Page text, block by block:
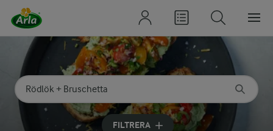
Sök på kategori eller ingrediens
Skriv in sökord för att få förslag
FILTRERA